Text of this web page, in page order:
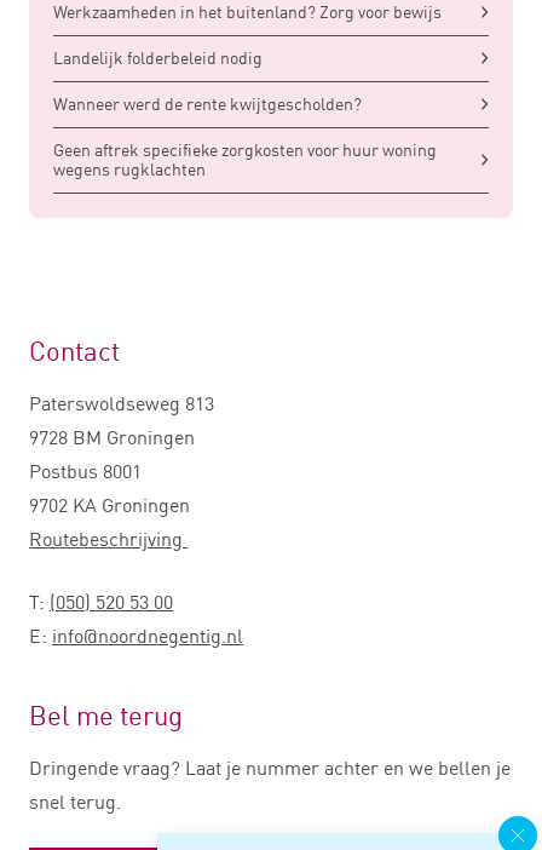
Werkzaamheden in het buitenland? Zorg voor bewijs
Landelijk folderbeleid nodig
Wanneer werd de rente kwijtgescholden?
Geen aftrek specifieke zorgkosten voor huur woning
wegens rugklachten
Contact
Paterswoldseweg 813
9728 BM Groningen
Postbus 8001
9702 KA Groningen
Routebeschrijving
T: (050) 520 53 00
E: info@noordnegentig.nl
Bel me terug
Dringende vraag? Laat je nummer achter en we bellen je
snel terug.